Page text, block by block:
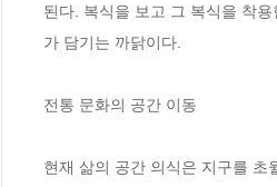
된다. 복식을 보고 그 복식을 착
가 담기는 까닭이다.
전통 문화의 공간 이동
현재 삶의 공간 의식은 지구를 초